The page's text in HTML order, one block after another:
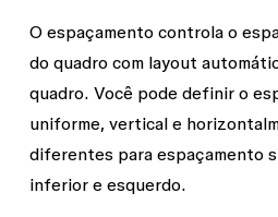
O espaçamento controla o
do quadro com layout
quadro. Você pode definir o
uniforme, vertical e
diferentes para espaçamento
inferior e esquerdo.